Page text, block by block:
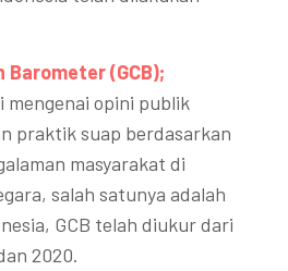
Barometer (GCB);
mengenai opini publik
praktik suap berdasarkan
masyarakat di
salah satunya adalah
GCB telah diukur dari
2020.